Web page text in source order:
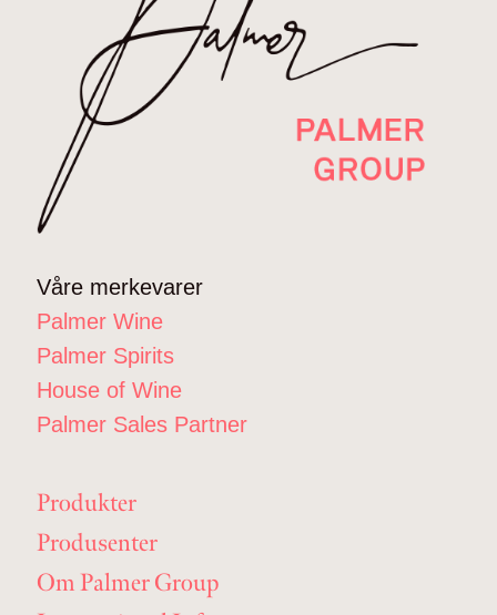
Våre merkevarer
Palmer Wine
Palmer Spirits
House of Wine
Palmer Sales Partner
Produkter
Produsenter
Om Palmer Group